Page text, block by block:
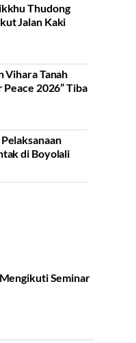
Thudong
Jalan Kaki
Vihara Tanah
2026” Tiba
di Boyolali
Seminar